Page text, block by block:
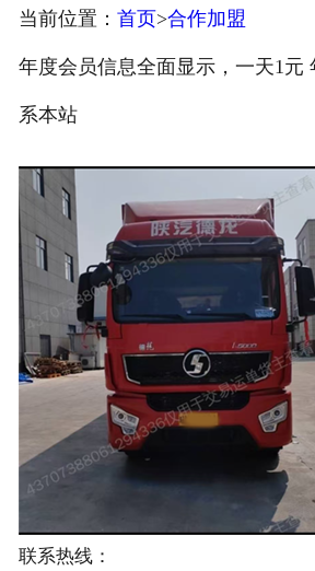
当前位置： 首页>合作加盟
年度会员信息全面显示，一天1元
系本站
联系热线：